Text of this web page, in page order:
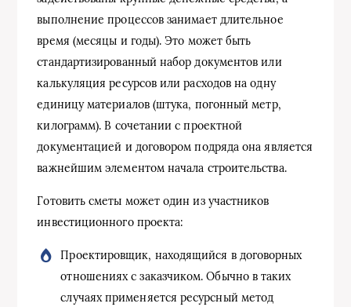
выполнение процессов занимает длительное
время (месяцы и годы). Это может быть
стандартизированный набор документов или
калькуляция ресурсов или расходов на одну
единицу материалов (штука, погонный метр,
килограмм). В сочетании с проектной
документацией и договором подряда она является
важнейшим элементом начала строительства.
Готовить сметы может один из участников
инвестиционного проекта:
Проектировщик, находящийся в договорных
отношениях с заказчиком. Обычно в таких
случаях применяется ресурсный метод